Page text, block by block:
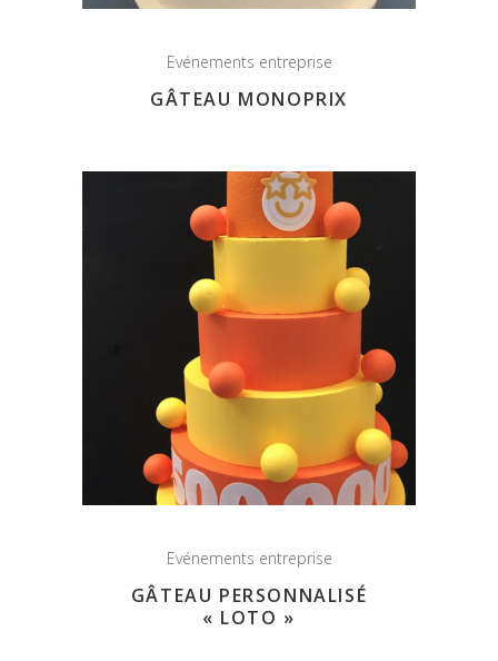
Evénements entreprise
GÂTEAU MONOPRIX
Evénements entreprise
GÂTEAU PERSONNALISÉ
« LOTO »